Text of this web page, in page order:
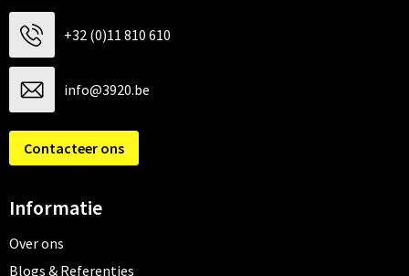
+32 (0)11 810 610
info@3920.be
Contacteer ons
Informatie
Over ons
Blogs & Referenties